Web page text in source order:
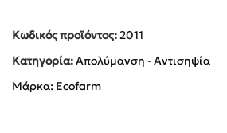
Κωδικός προϊόντος:2011
Κατηγορία:Απολύμανση - Aντισηψία
Μάρκα: Ecofarm